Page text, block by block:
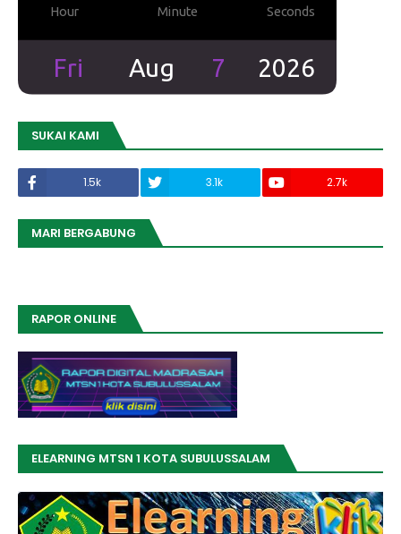
SUKAI KAMI
1.5k 3.1k 2.7k
MARI BERGABUNG
RAPOR ONLINE
ELEARNING MTSN 1 KOTA SUBULUSSALAM